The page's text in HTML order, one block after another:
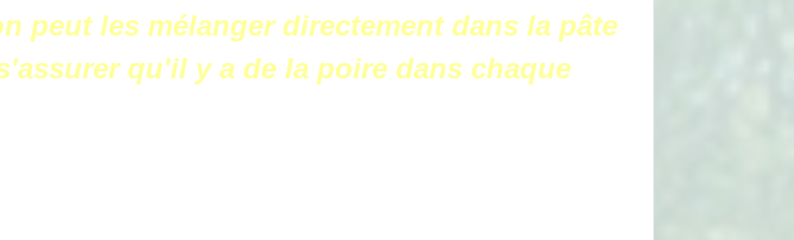
peut les mélanger directement dans la pâte
qu'il y a de la poire dans chaque